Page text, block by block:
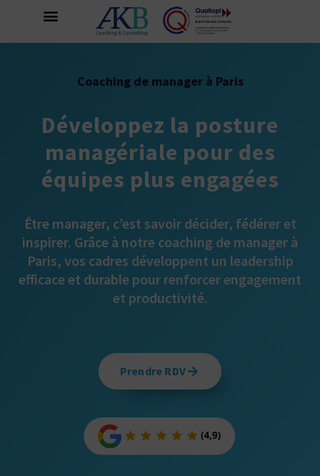
Coaching de manager à Paris
Développez la posture
managériale pour des
équipes plus engagées
Être manager, c’est savoir décider, fédérer et
inspirer. Grâce à notre coaching de manager à
Paris, vos cadres développent un leadership
efficace et durable pour renforcer engagement
et productivité.
Prendre RDV